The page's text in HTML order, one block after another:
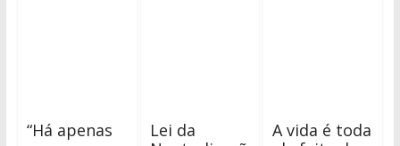
“Há apenas
Lei da
A vida é toda